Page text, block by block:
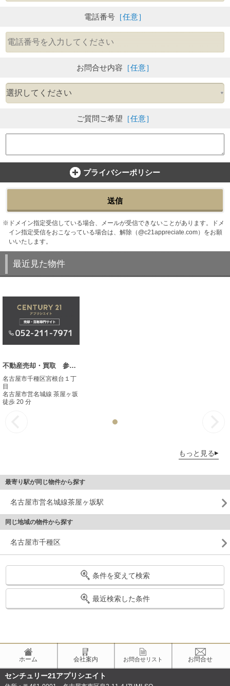
電話番号 ［任意］
お問合せ内容 ［任意］
ご質問ご希望 ［任意］
プライバシーポリシー
送信
ドメイン指定受信している場合、メールが受信できないことがあります。ドメ
イン指定受信をおこなっている場合は、解除（@c21appreciate.com）をお願
いいたします。
最近見た物件
不動産売却・買取 参考事例
名古屋市千種区宮根台１丁
目
名古屋市営名城線 茶屋ヶ坂
徒歩 20 分
もっと見る
最寄り駅が同じ物件から探す
名古屋市営名城線茶屋ヶ坂駅
同じ地域の物件から探す
名古屋市千種区
条件を変えて検索
最近検索した条件
ホーム 会社案内 お問合せリスト お問合せ
センチュリー21アプリシエイト